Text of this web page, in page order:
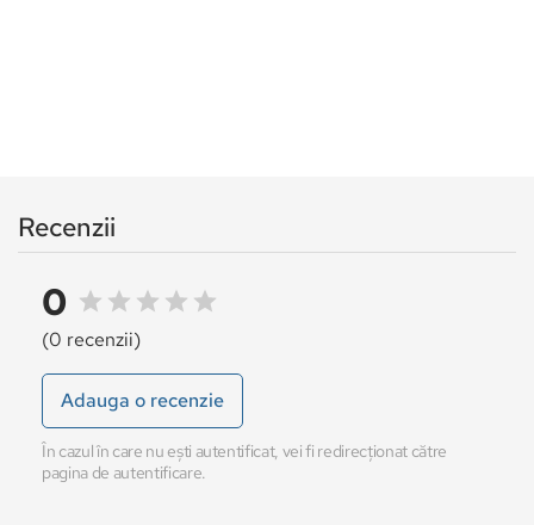
Recenzii
0
(0 recenzii)
Adauga o recenzie
În cazul în care nu ești autentificat, vei fi redirecționat către
pagina de autentificare.